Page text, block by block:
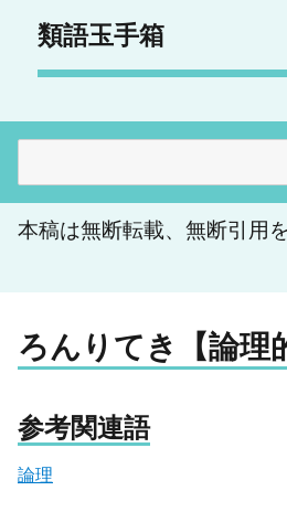
類語玉手箱
索:
本稿は無断転載、無断引用
ろんりてき【論理
参考関連語
論理